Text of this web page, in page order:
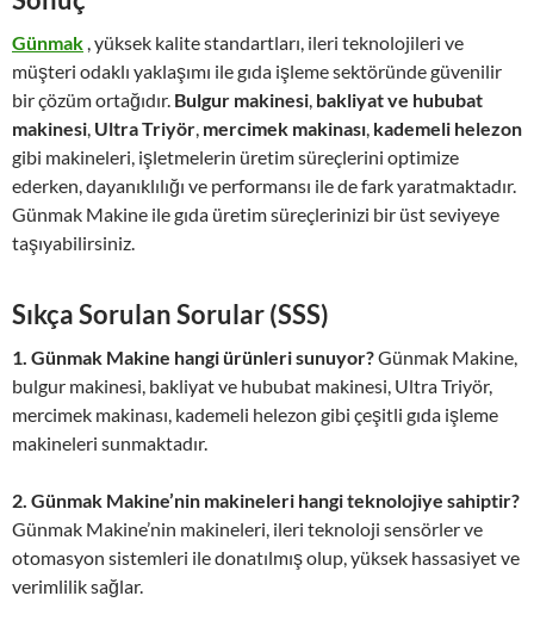
Günmak , yüksek kalite standartları, ileri teknolojileri ve
müşteri odaklı yaklaşımı ile gıda işleme sektöründe güvenilir
bir çözüm ortağıdır. Bulgur makinesi, bakliyat ve hububat
makinesi, Ultra Triyör, mercimek makinası, kademeli helezon
gibi makineleri, işletmelerin üretim süreçlerini optimize
ederken, dayanıklılığı ve performansı ile de fark yaratmaktadır.
Günmak Makine ile gıda üretim süreçlerinizi bir üst seviyeye
taşıyabilirsiniz.
Sıkça Sorulan Sorular (SSS)
1. Günmak Makine hangi ürünleri sunuyor?Günmak Makine,
bulgur makinesi, bakliyat ve hububat makinesi, Ultra Triyör,
mercimek makinası, kademeli helezon gibi çeşitli gıda işleme
makineleri sunmaktadır.
2. Günmak Makine’nin makineleri hangi teknolojiye sahiptir?
Günmak Makine’nin makineleri, ileri teknoloji sensörler ve
otomasyon sistemleri ile donatılmış olup, yüksek hassasiyet ve
verimlilik sağlar.